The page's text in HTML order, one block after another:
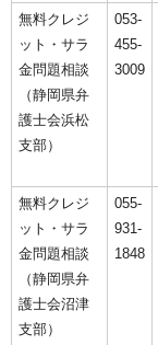
無料クレジ
ット・サラ
金問題相談
（静岡県弁
護士会浜松
支部）
053-
455-
3009
無料クレジ
ット・サラ
金問題相談
（静岡県弁
護士会沼津
支部）
055-
931-
1848